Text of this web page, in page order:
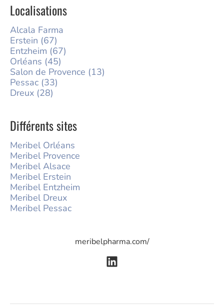
Localisations
Alcala Farma
Erstein (67)
Entzheim (67)
Orléans (45)
Salon de Provence (13)
Pessac (33)
Dreux (28)
Différents sites
Meribel Orléans
Meribel Provence
Meribel Alsace
Meribel Erstein
Meribel Entzheim
Meribel Dreux
Meribel Pessac
meribelpharma.com/